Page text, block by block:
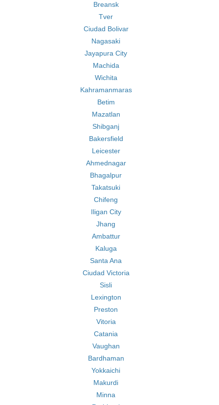
Breansk
Tver
Ciudad Bolivar
Nagasaki
Jayapura City
Machida
Wichita
Kahramanmaras
Betim
Mazatlan
Shibganj
Bakersfield
Leicester
Ahmednagar
Bhagalpur
Takatsuki
Chifeng
Iligan City
Jhang
Ambattur
Kaluga
Santa Ana
Ciudad Victoria
Sisli
Lexington
Preston
Vitoria
Catania
Vaughan
Bardhaman
Yokkaichi
Makurdi
Minna